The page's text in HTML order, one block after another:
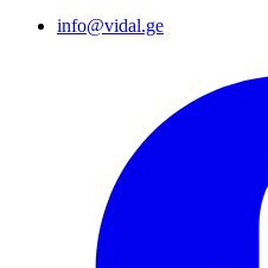
info@vidal.ge